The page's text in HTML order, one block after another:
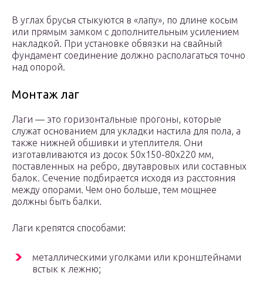
В углах брусья стыкуются в «лапу», по длине косым
или прямым замком с дополнительным усилением
накладкой. При установке обвязки на свайный
фундамент соединение должно располагаться точно
над опорой.
Монтаж лаг
Лаги — это горизонтальные прогоны, которые
служат основанием для укладки настила для пола, а
также нижней обшивки и утеплителя. Они
изготавливаются из досок 50х150-80х220 мм,
поставленных на ребро, двутавровых или составных
балок. Сечение подбирается исходя из расстояния
между опорами. Чем оно больше, тем мощнее
должны быть балки.
Лаги крепятся способами:
металлическими уголками или кронштейнами
встык к лежню;